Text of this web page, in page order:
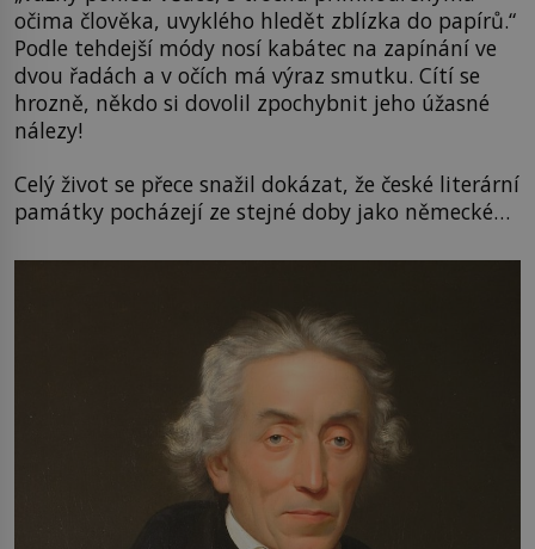
očima člověka, uvyklého hledět zblízka do papírů.“
Podle tehdejší módy nosí kabátec na zapínání ve
dvou řadách a v očích má výraz smutku. Cítí se
hrozně, někdo si dovolil zpochybnit jeho úžasné
nálezy!
Celý život se přece snažil dokázat, že české literární
památky pocházejí ze stejné doby jako německé…